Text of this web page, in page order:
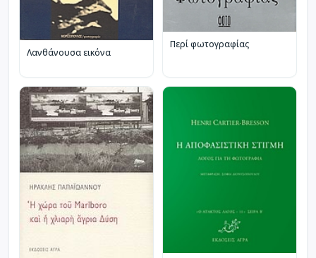
Λανθάνουσα εικόνα
Περί φωτογραφίας